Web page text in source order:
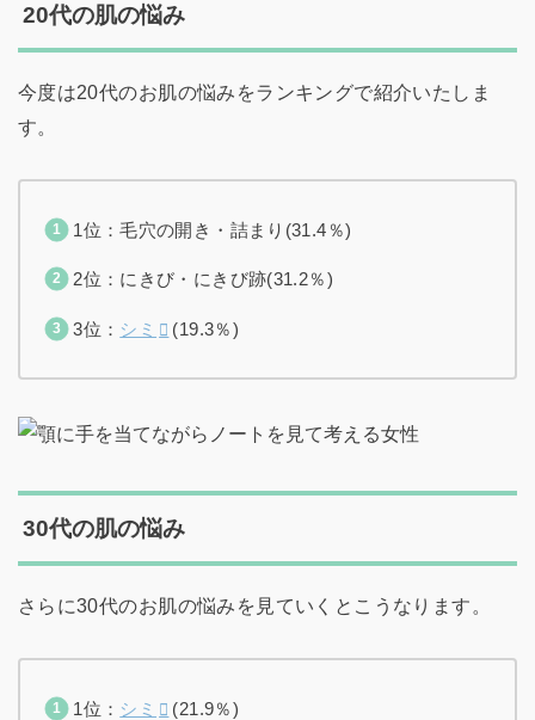
20代の肌の悩み
今度は20代のお肌の悩みをランキングで紹介いたしま
す。
1位：毛穴の開き・詰まり(31.4％)
2位：にきび・にきび跡(31.2％)
3位： シミ (19.3％)
30代の肌の悩み
さらに30代のお肌の悩みを見ていくとこうなります。
1位： シミ (21.9％)